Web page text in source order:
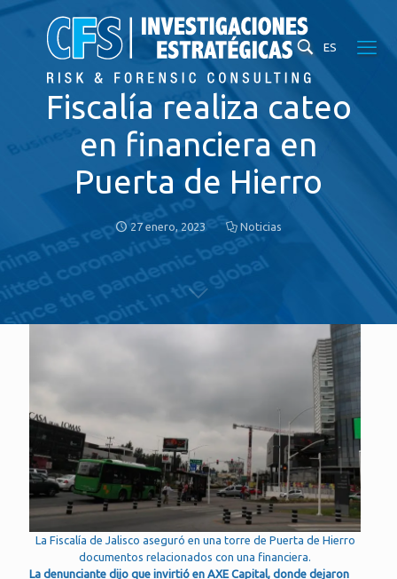
ES
Fiscalía realiza cateo
en financiera en
Puerta de Hierro
27 enero, 2023 Noticias
La Fiscalía de Jalisco aseguró en una torre de Puerta de Hierro
documentos relacionados con una financiera.
La denunciante dijo que invirtió en AXE Capital, donde dejaron